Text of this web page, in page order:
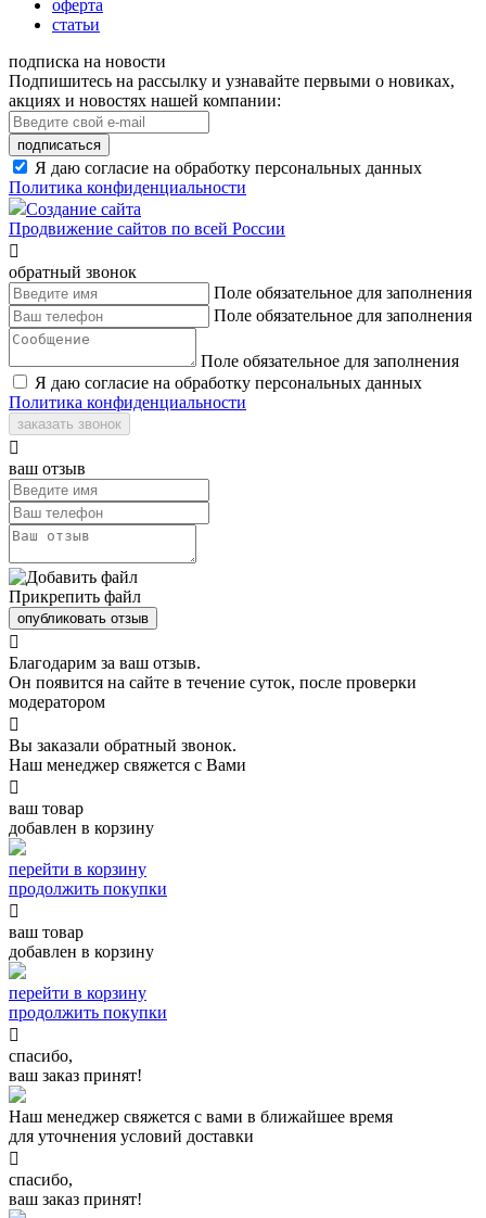
оферта
статьи
подписка на новости
Подпишитесь на рассылку и узнавайте первыми о новиках,
акциях и новостях нашей компании:
подписаться
Я даю согласие на обработку персональных данных
Политика конфиденциальности
Создание сайта
Продвижение сайтов по всей России

обратный звонок
Поле обязательное для заполнения
Поле обязательное для заполнения
Поле обязательное для заполнения
Я даю согласие на обработку персональных данных
Политика конфиденциальности
заказать звонок

ваш отзыв
Прикрепить файл
опубликовать отзыв

Благодарим за ваш отзыв.
Он появится на сайте в течение суток, после проверки
модератором

Вы заказали обратный звонок.
Наш менеджер свяжется с Вами

ваш товар
добавлен в корзину
перейти в корзину
продолжить покупки

ваш товар
добавлен в корзину
перейти в корзину
продолжить покупки

спасибо,
ваш заказ принят!
Наш менеджер свяжется с вами в ближайшее время
для уточнения условий доставки

спасибо,
ваш заказ принят!